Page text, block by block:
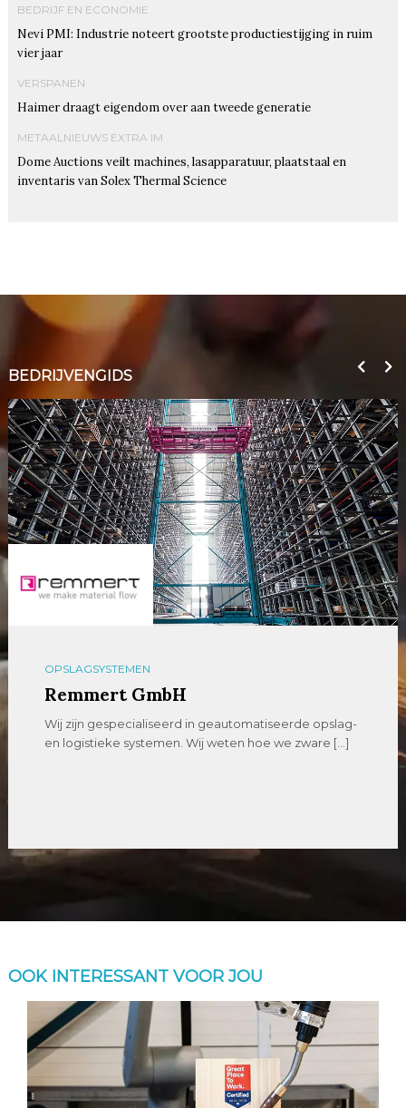
BEDRIJF EN ECONOMIE
Nevi PMI: Industrie noteert grootste productiestijging in ruim
vier jaar
VERSPANEN
Haimer draagt eigendom over aan tweede generatie
METAALNIEUWS EXTRA IM
Dome Auctions veilt machines, lasapparatuur, plaatstaal en
inventaris van Solex Thermal Science
BEDRIJVENGIDS
OPSLAGSYSTEMEN
Remmert GmbH
Wij zijn gespecialiseerd in geautomatiseerde opslag-
en logistieke systemen. Wij weten hoe we zware […]
OOK INTERESSANT VOOR JOU